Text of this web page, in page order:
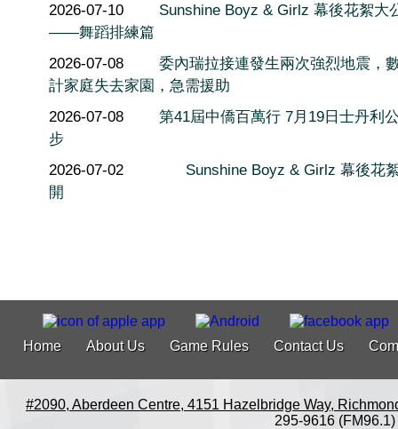
2026-07-10
Sunshine Boyz & Girlz 幕後花絮大
——舞蹈排練篇
2026-07-08
委內瑞拉接連發生兩次強烈地震，
計家庭失去家園，急需援助
2026-07-08
第41屆中僑百萬行 7月19日士丹利
步
2026-07-02
Sunshine Boyz & Girlz 幕後花
開
Home About Us Game Rules Contact Us
#2090, Aberdeen Centre, 4151 Hazelbridge Way,
295-9616 (FM96.1)